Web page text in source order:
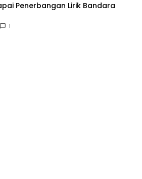
Penerbangan Lirik Bandara
1